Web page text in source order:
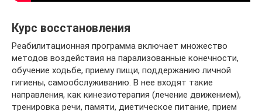
Курс восстановления
Реабилитационная программа включает множество
методов воздействия на парализованные конечности,
обучение ходьбе, приему пищи, поддержанию личной
гигиены, самообслуживанию. В нее входят такие
направления, как кинезиотерапия (лечение движением),
тренировка речи, памяти, диетическое питание, прием